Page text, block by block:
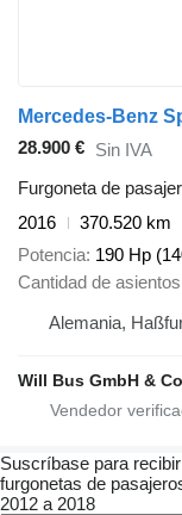
Mercedes-Benz
28.900 € Sin IVA
Furgoneta de
2016
370.520 km
Potencia 190 Hp
Cantidad de asientos
Alemania,
Will Bus GmbH &
Suscríbase para
furgonetas de
2012 a 2018